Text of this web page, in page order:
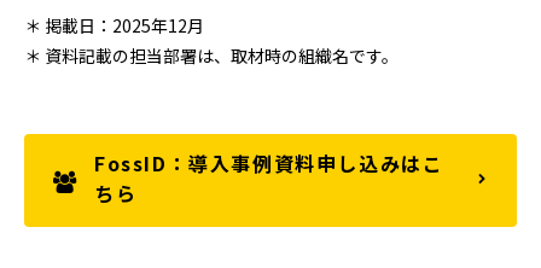
＊ 掲載日：2025年12月
＊ 資料記載の担当部署は、取材時の組織名です。
FossID：導入事例資料申し込みはこ
ちら